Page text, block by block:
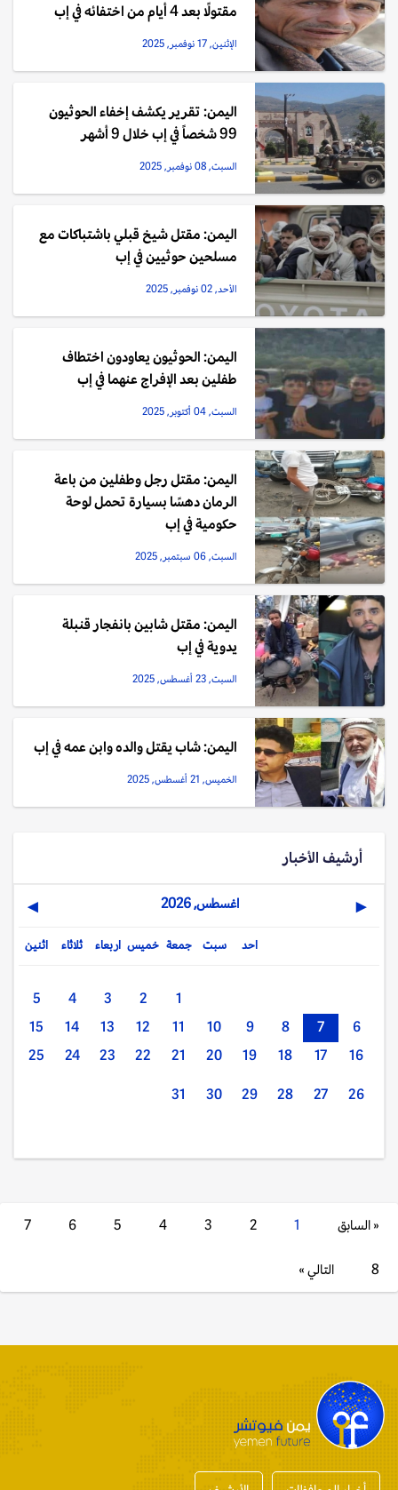
مقتولًا بعد 4 أيام من اختفائه في إب
الإثنين, 17 نوفمبر, 2025
اليمن: تقرير يكشف إخفاء الحوثيون
99 شخصاً في إب خلال 9 أشهر
السبت, 08 نوفمبر, 2025
اليمن: مقتل شيخ قبلي باشتباكات مع
مسلحين حوثيين في إب
الأحد, 02 نوفمبر, 2025
اليمن: الحوثيون يعاودون اختطاف
طفلين بعد الإفراج عنهما في إب
السبت, 04 أكتوبر, 2025
اليمن: مقتل رجل وطفلين من باعة
الرمان دهسًا بسيارة تحمل لوحة
حكومية في إب
السبت, 06 سبتمبر, 2025
اليمن: مقتل شابين بانفجار قنبلة
يدوية في إب
السبت, 23 أغسطس, 2025
اليمن: شاب يقتل والده وابن عمه في إب
الخميس, 21 أغسطس, 2025
أرشيف الأخبار
◀ اغسطس, 2026 ▶
اثنين ثلاثاء اربعاء خميس جمعة سبت احد
1
2
3
4
5
6
7
8
9
10
11
12
13
14
15
16
17
18
19
20
21
22
23
24
25
26
27
28
29
30
31
« السابق 1
2
3
4
5
6
7
8 التالي »